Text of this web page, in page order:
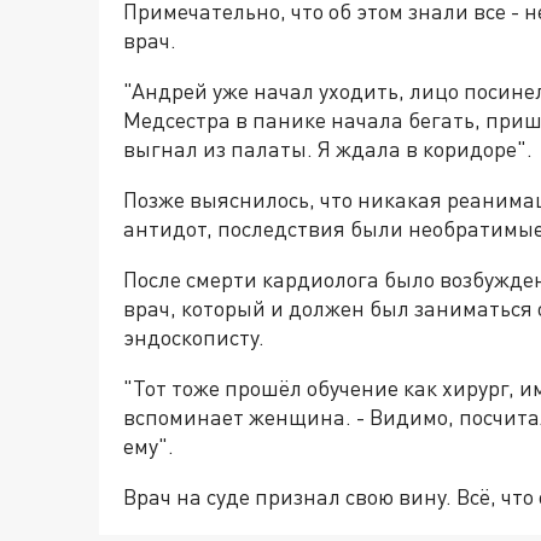
Примечательно, что об этом знали все -
врач.
"Андрей уже начал уходить, лицо
Медсестра в панике начала бегать,
выгнал из палаты. Я ждала в коридоре".
Позже выяснилось, что никакая
антидот, последствия были
После смерти кардиолога было
врач, который и должен был заниматься
эндоскописту.
"Тот тоже прошёл обучение как хирург,
вспоминает женщина. - Видимо,
ему".
Врач на суде признал свою вину. Всё,